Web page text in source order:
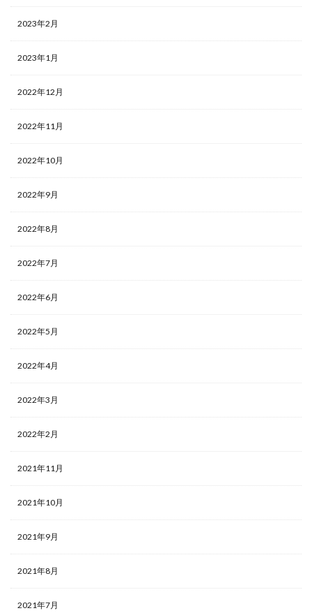
2023年2月
2023年1月
2022年12月
2022年11月
2022年10月
2022年9月
2022年8月
2022年7月
2022年6月
2022年5月
2022年4月
2022年3月
2022年2月
2021年11月
2021年10月
2021年9月
2021年8月
2021年7月